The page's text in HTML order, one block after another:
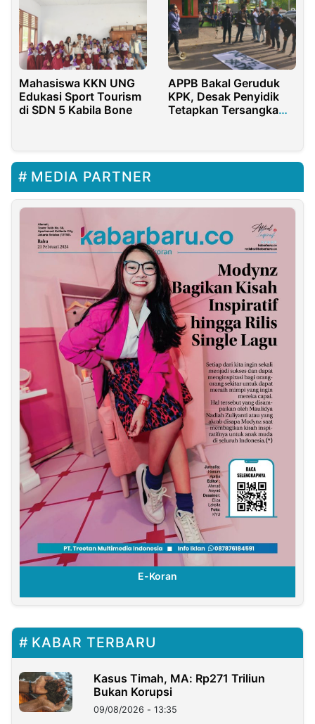
Mahasiswa KKN UNG
Edukasi Sport Tourism
di SDN 5 Kabila Bone
APPB Bakal Geruduk
KPK, Desak Penyidik
Tetapkan Tersangka
MEDIA PARTNER
E-Koran
KABAR TERBARU
Kasus Timah, MA: Rp271 Triliun
Bukan Korupsi
09/08/2026 - 13:35